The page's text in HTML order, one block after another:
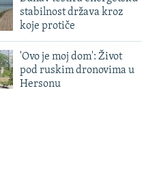
stabilnost država kroz
koje protiče
'Ovo je moj dom': Život
pod ruskim dronovima u
Hersonu